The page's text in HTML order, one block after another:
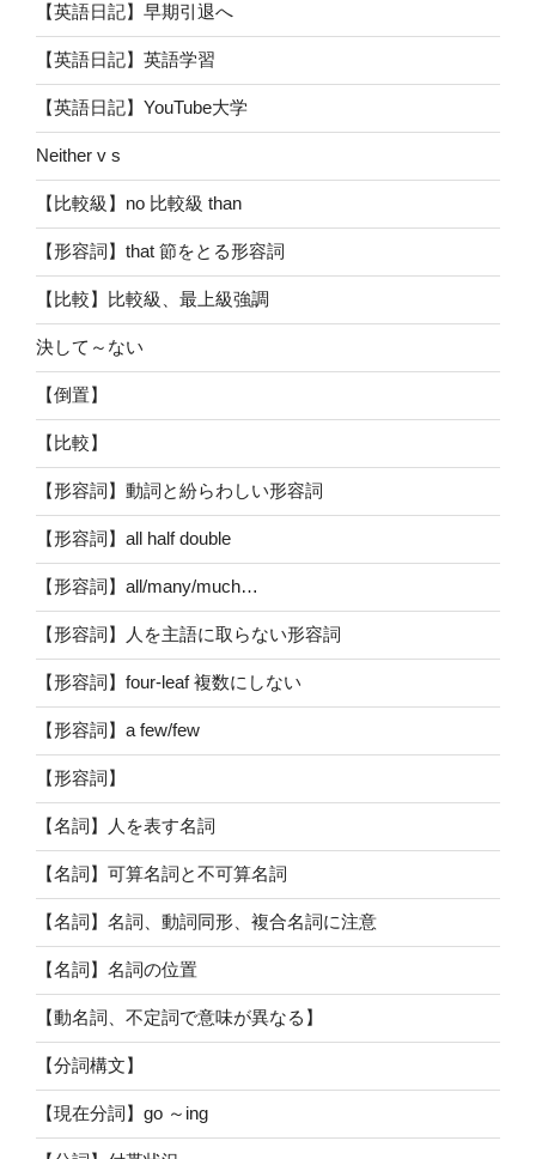
【英語日記】早期引退へ
【英語日記】英語学習
【英語日記】YouTube大学
Neither v s
【比較級】no 比較級 than
【形容詞】that 節をとる形容詞
【比較】比較級、最上級強調
決して～ない
【倒置】
【比較】
【形容詞】動詞と紛らわしい形容詞
【形容詞】all half double
【形容詞】all/many/much…
【形容詞】人を主語に取らない形容詞
【形容詞】four-leaf 複数にしない
【形容詞】a few/few
【形容詞】
【名詞】人を表す名詞
【名詞】可算名詞と不可算名詞
【名詞】名詞、動詞同形、複合名詞に注意
【名詞】名詞の位置
【動名詞、不定詞で意味が異なる】
【分詞構文】
【現在分詞】go ～ing